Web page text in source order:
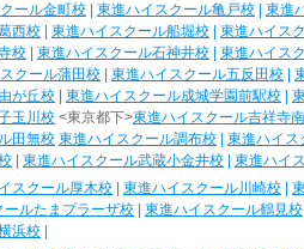
ール金町校 東進ハイスクール亀戸校 東進
西校 東進ハイスクール船堀校 東進ハイス
校 東進ハイスクール石神井校 東進ハイス
クール蒲田校 東進ハイスクール五反田校
が丘校 東進ハイスクール成城学園前駅校
玉川校 <東京都下>東進ハイスクール吉祥寺
田無校 東進ハイスクール調布校 東進ハイス
東進ハイスクール武蔵小金井校 東進ハイ
スクール厚木校 東進ハイスクール川崎校
ールたまプラーザ校 東進ハイスクール鶴見校
浜校